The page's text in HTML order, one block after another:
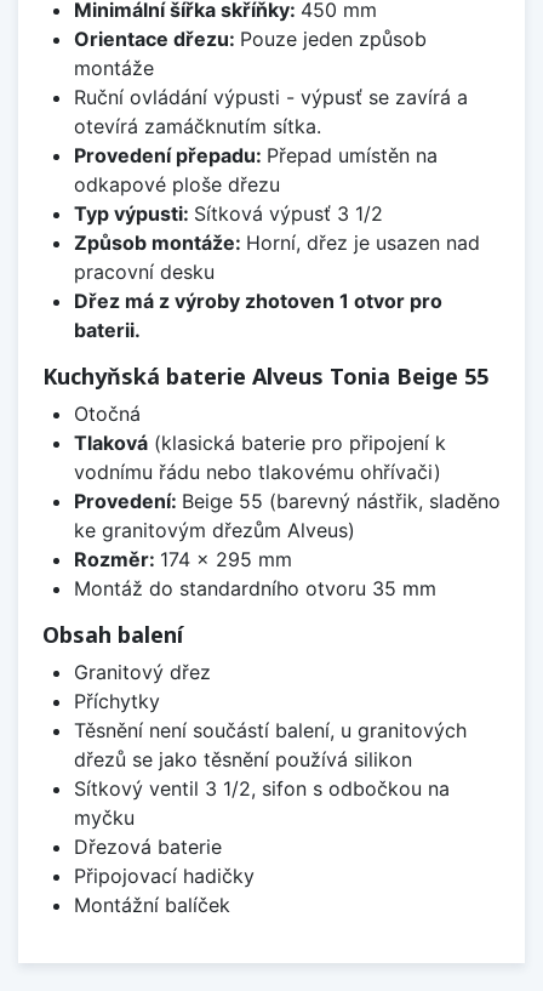
Minimální šířka skříňky: 450 mm
Orientace dřezu: Pouze jeden způsob
montáže
Ruční ovládání výpusti - výpusť se zavírá a
otevírá zamáčknutím sítka.
Provedení přepadu: Přepad umístěn na
odkapové ploše dřezu
Typ výpusti: Sítková výpusť 3 1/2
Způsob montáže: Horní, dřez je usazen nad
pracovní desku
Dřez má z výroby zhotoven 1 otvor pro
baterii.
Kuchyňská baterie Alveus Tonia Beige 55
Otočná
Tlaková(klasická baterie pro připojení k
vodnímu řádu nebo tlakovému ohřívači)
Provedení: Beige 55 (barevný nástřik, sladěno
ke granitovým dřezům Alveus)
Rozměr: 174 x 295 mm
Montáž do standardního otvoru 35 mm
Obsah balení
Granitový dřez
Příchytky
Těsnění není součástí balení, u granitových
dřezů se jako těsnění používá silikon
Sítkový ventil 3 1/2, sifon s odbočkou na
myčku
Dřezová baterie
Připojovací hadičky
Montážní balíček